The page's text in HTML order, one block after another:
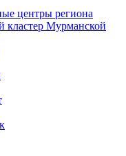
центры региона
кластер Мурманской